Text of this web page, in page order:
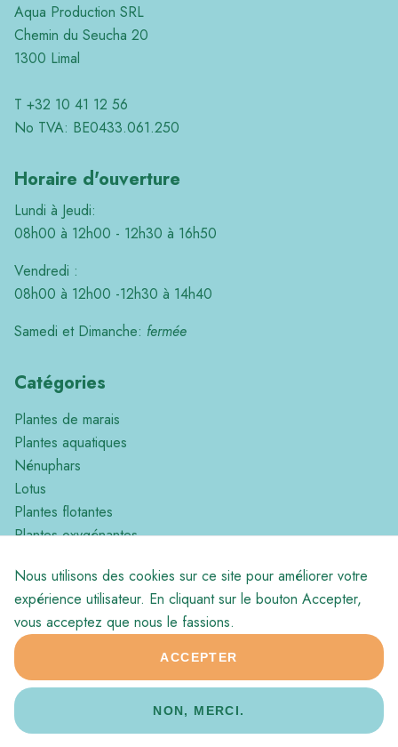
Aqua Production SRL
Chemin du Seucha 20
1300 Limal
T +32 10 41 12 56
No TVA: BE0433.061.250
Horaire d'ouverture
Lundi à Jeudi:
08h00 à 12h00 - 12h30 à 16h50
Vendredi :
08h00 à 12h00 -12h30 à 14h40
Samedi et Dimanche: fermée
Catégories
Plantes de marais
Plantes aquatiques
Nénuphars
Lotus
Plantes flotantes
Plantes oxygénantes
Divers
© 2026 Aqua Production
Footer
bottom
Conditions générales de vente
Website byJolux Webdesign
Nous utilisons des cookies sur ce site pour améliorer votre
expérience utilisateur. En cliquant sur le bouton Accepter,
vous acceptez que nous le fassions.
ACCEPTER
NON, MERCI.